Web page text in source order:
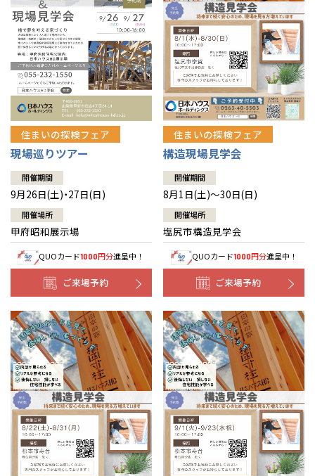
住まいの探検フェア
現場巡りツアー
開催期間
9月26日(土)・27日(日)
開催場所
甲府昭和展示場
QUOカード1000円分進呈中！
ご来場予約
住まいの探検フェア
構造現場見学会
開催期間
8月1日(土)～30日(日)
開催場所
塩尻市構造見学会
QUOカード1000円分進呈中！
ご来場予約